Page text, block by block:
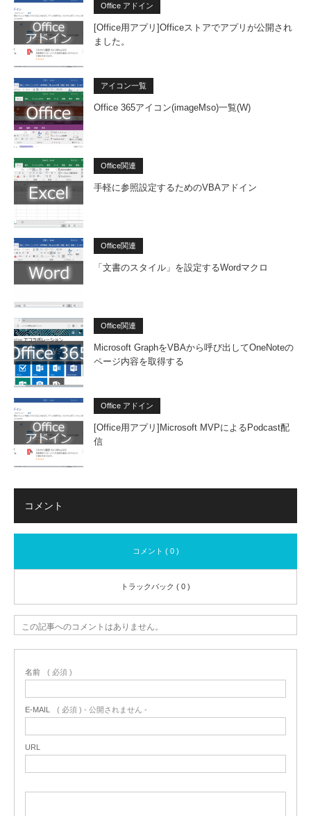
Office アドイン
[Office用アプリ]Officeストアでアプリが公開され
ました。
アイコン一覧
Office 365アイコン(imageMso)一覧(W)
Office関連
手軽に参照設定するためのVBAアドイン
Office関連
「文書のスタイル」を設定するWordマクロ
Office関連
Microsoft GraphをVBAから呼び出してOneNoteの
ページ内容を取得する
Office アドイン
[Office用アプリ]Microsoft MVPによるPodcast配
信
コメント
コメント ( 0 )
トラックバック ( 0 )
この記事へのコメントはありません。
名前 ( 必須 )
E-MAIL ( 必須 ) - 公開されません -
URL